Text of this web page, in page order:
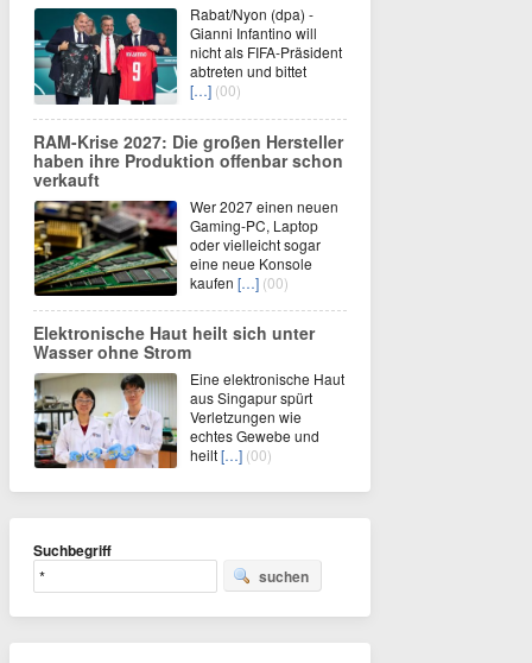
Rabat/Nyon (dpa) -
Gianni Infantino will
nicht als FIFA-Präsident
abtreten und bittet
[…] (00)
RAM-Krise 2027: Die großen Hersteller
haben ihre Produktion offenbar schon
verkauft
Wer 2027 einen neuen
Gaming-PC, Laptop
oder vielleicht sogar
eine neue Konsole
kaufen […] (00)
Elektronische Haut heilt sich unter
Wasser ohne Strom
Eine elektronische Haut
aus Singapur spürt
Verletzungen wie
echtes Gewebe und
heilt[…] (00)
Suchbegriff
suchen